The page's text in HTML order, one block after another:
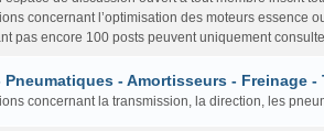
concernant l’optimisation des moteurs essence
pas encore 100 posts peuvent uniquement
- Amortisseurs - Freinage -
concernant la transmission, la direction, les